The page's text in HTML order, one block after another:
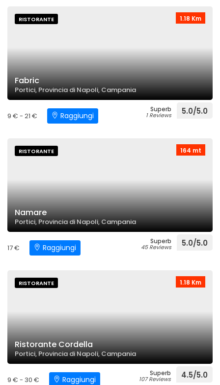
1.18 Km
RISTORANTE
Fabric
Portici, Provincia di Napoli, Campania
9 € - 21 € Raggiungi
Superb
1 Reviews 5.0/5.0
164 mt
RISTORANTE
Namare
Portici, Provincia di Napoli, Campania
17 € Raggiungi
Superb
45 Reviews 5.0/5.0
1.18 Km
RISTORANTE
Ristorante Cordella
Portici, Provincia di Napoli, Campania
9 € - 30 € Raggiungi
Superb
107 Reviews 4.5/5.0